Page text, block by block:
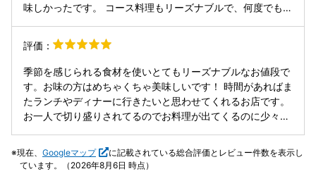
味しかったです。 コース料理もリーズナブルで、何度でも行
評価：
季節を感じられる食材を使いとてもリーズナブルなお値段で
す。お味の方はめちゃくちゃ美味しいです！ 時間があればま
たランチやディナーに行きたいと思わせてくれるお店です。
お一人で切り盛りされてるのでお料理が出てくるのに少々お
なのでお勧めです！
現在、 Googleマップ
に記載されている総合評価とレビュー件数を表示し
ています。（2026年8月6日 時点）